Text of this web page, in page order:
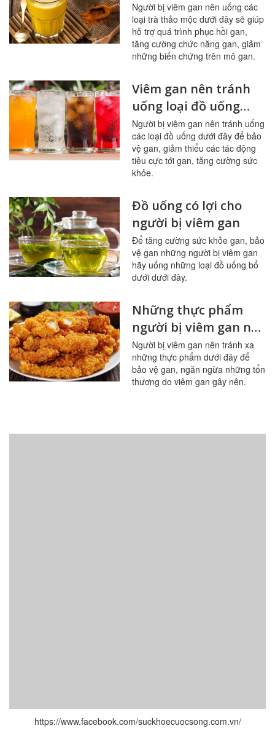
Người bị viêm gan nên uống các
loại trà thảo mộc dưới đây sẽ giúp
hỗ trợ quá trình phục hồi gan,
tăng cường chức năng gan, giảm
những biến chứng trên mô gan.
Viêm gan nên tránh
uống loại đồ uống
nào?
Người bị viêm gan nên tránh uống
các loại đồ uống dưới đây để bảo
vệ gan, giảm thiểu các tác động
tiêu cực tới gan, tăng cường sức
khỏe.
Đồ uống có lợi cho
người bị viêm gan
Để tăng cường sức khỏe gan, bảo
vệ gan những người bị viêm gan
hãy uống những loại đồ uống bổ
dưới dưới đây.
Những thực phẩm
người bị viêm gan nên
tránh ăn
Người bị viêm gan nên tránh xa
những thực phẩm dưới đây để
bảo vệ gan, ngăn ngừa những tổn
thương do viêm gan gây nên.
https://www.facebook.com/suckhoecuocsong.com.vn/